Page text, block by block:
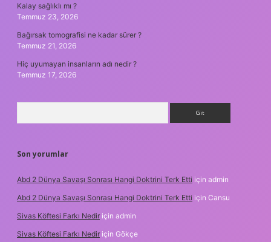
Kalay sağlıklı mı ?
Temmuz 23, 2026
Bağırsak tomografisi ne kadar sürer ?
Temmuz 21, 2026
Hiç uyumayan insanların adı nedir ?
Temmuz 17, 2026
Son yorumlar
Abd 2 Dünya Savaşı Sonrası Hangi Doktrini Terk Etti için admin
Abd 2 Dünya Savaşı Sonrası Hangi Doktrini Terk Etti için Cansu
Sivas Köftesi Farkı Nedir için admin
Sivas Köftesi Farkı Nedir için Gökçe